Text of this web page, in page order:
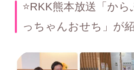
⭐️RKK熊本放送「か
っちゃんおせち」が
ー